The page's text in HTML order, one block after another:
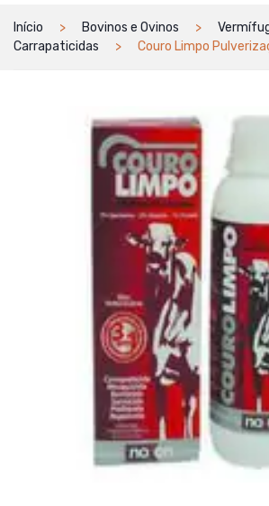
Início Bovinos e Ovinos
Carrapaticidas
Couro Limpo